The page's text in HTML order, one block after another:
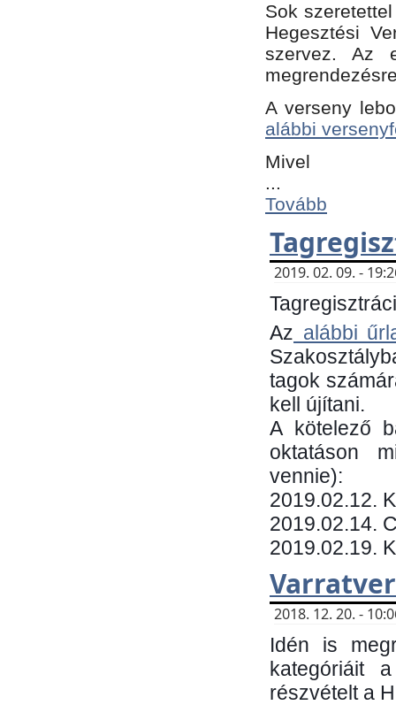
Sok
Hegesztési
szervez. Az
A verseny
alábbi
Mivel
...
Tovább
2019. 02. 09. -
Az alábbi
tagok
kell újítani.
​A kötelező
oktatáson
vennie):
​2019.02.12.
2019.02.14.
2019.02.19.
2018. 12. 20. -
Idén is
kategóriáit
részvételt a